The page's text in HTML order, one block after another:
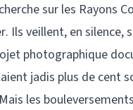
sur les Rayons
Ils veillent, en silence,
photographique
jadis plus de cent
les